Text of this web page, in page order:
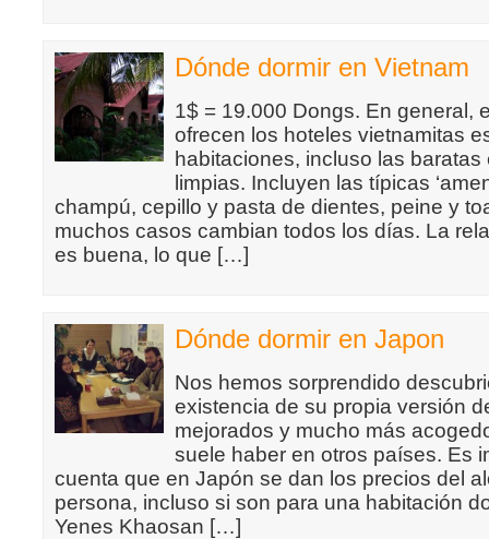
Dónde dormir en Vietnam
1$ = 19.000 Dongs. En general,
ofrecen los hoteles vietnamitas
habitaciones, incluso las baratas
limpias. Incluyen las típicas
champú, cepillo y pasta de dientes, peine y
muchos casos cambian todos los días. La
es buena, lo que […]
Dónde dormir en Japon
Nos hemos sorprendido
existencia de su propia versión
mejorados y mucho más
suele haber en otros países. Es
cuenta que en Japón se dan los precios del
persona, incluso si son para una habitación
Yenes Khaosan […]